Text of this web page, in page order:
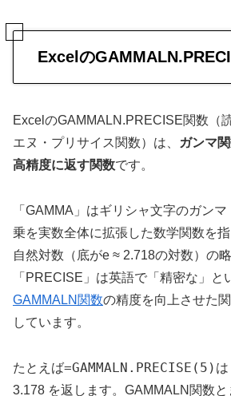
Excelの
ExcelのGAMMALN.PRECISE関数（
エヌ・プリサイス関数）は、 ガンマ
高精度に返す関数です。
「GAMMA」はギリシャ文字のガン
乗を実数全体に拡張した数学関数を
自然対数（底がe ≈ 2.718の対数）の略
「PRECISE」は英語で「精密な」と
GAMMALN関数の精度を向上させた
しています。
たとえば=GAMMALN.PRECISE(5)
3.178 を返します。GAMMALN関数